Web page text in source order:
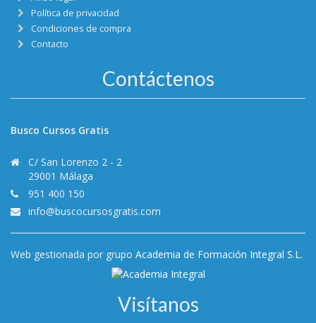
Política de privacidad
Condiciones de compra
Contacto
Contáctenos
Busco Cursos Gratis
C/ San Lorenzo 2 - 2
29001 Málaga
951 400 150
info@buscocursosgratis.com
Web gestionada por grupo Academia de Formación Integral S.L.
Visítanos